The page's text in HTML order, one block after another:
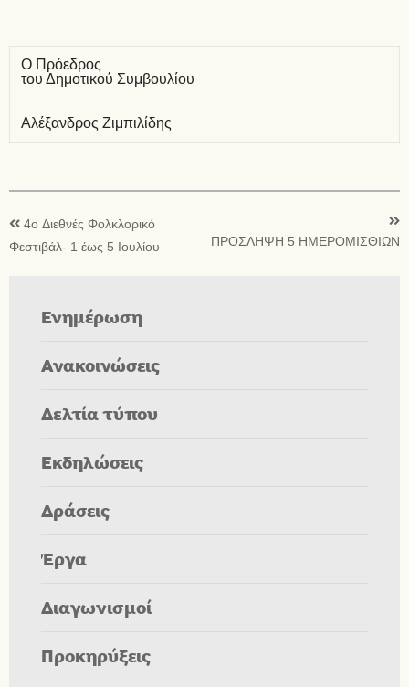
Ο Πρόεδρος
του Δημοτικού Συμβουλίου
Αλέξανδρος Ζιμπιλίδης
4o Διεθνές Φολκλορικό
Φεστιβάλ- 1 έως 5 Ιουλίου
ΠΡΟΣΛΗΨΗ 5 ΗΜΕΡΟΜΙΣΘΙΩΝ
Ενημέρωση
Ανακοινώσεις
Δελτία τύπου
Εκδηλώσεις
Δράσεις
Έργα
Διαγωνισμοί
Προκηρύξεις